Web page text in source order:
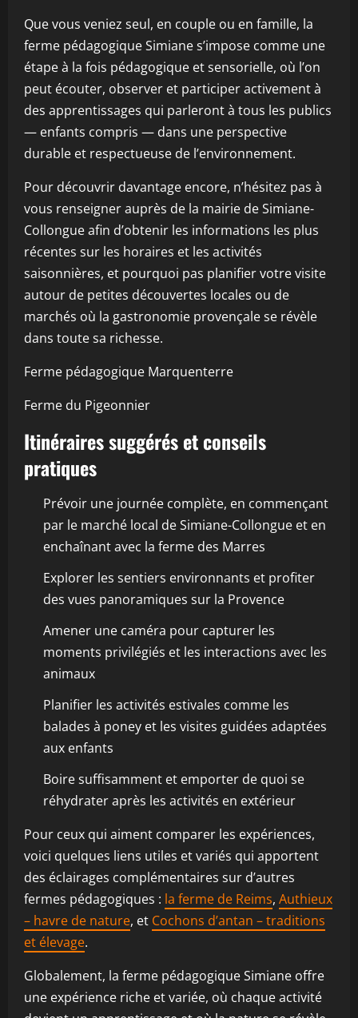
Que vous veniez seul, en couple ou en famille, la
ferme pédagogique Simiane s’impose comme une
étape à la fois pédagogique et sensorielle, où l’on
peut écouter, observer et participer activement à
des apprentissages qui parleront à tous les publics
— enfants compris — dans une perspective
durable et respectueuse de l’environnement.
Pour découvrir davantage encore, n’hésitez pas à
vous renseigner auprès de la mairie de Simiane-
Collongue afin d’obtenir les informations les plus
récentes sur les horaires et les activités
saisonnières, et pourquoi pas planifier votre visite
autour de petites découvertes locales ou de
marchés où la gastronomie provençale se révèle
dans toute sa richesse.
Ferme pédagogique Marquenterre
Ferme du Pigeonnier
Itinéraires suggérés et conseils
pratiques
Prévoir une journée complète, en commençant
par le marché local de Simiane-Collongue et en
enchaînant avec la ferme des Marres
Explorer les sentiers environnants et profiter
des vues panoramiques sur la Provence
Amener une caméra pour capturer les
moments privilégiés et les interactions avec les
animaux
Planifier les activités estivales comme les
balades à poney et les visites guidées adaptées
aux enfants
Boire suffisamment et emporter de quoi se
réhydrater après les activités en extérieur
Pour ceux qui aiment comparer les expériences,
voici quelques liens utiles et variés qui apportent
des éclairages complémentaires sur d’autres
fermes pédagogiques : la ferme de Reims, Authieux
– havre de nature, et Cochons d’antan – traditions
et élevage.
Globalement, la ferme pédagogique Simiane offre
une expérience riche et variée, où chaque activité